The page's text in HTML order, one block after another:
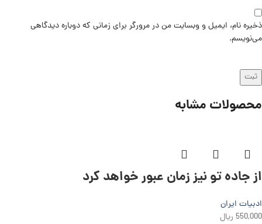
ذخیره نام، ایمیل و وبسایت من در مرورگر برای زمانی که دوباره دیدگاهی
می‌نویسم.
محصولات مشابه
از جاده تو نیز زمان عبور خواهد کرد
ادبیات ایران
550,000 ریال